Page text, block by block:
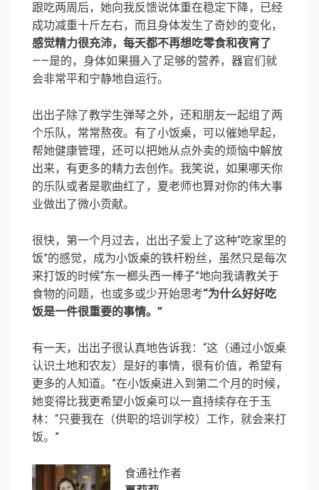
跟吃两周后，她向我反馈说体重在稳定下降，已经
成功减重十斤左右，而且身体发生了奇妙的变化，
感觉精力很充沛，每天都不再想吃零食和夜宵了
——是的，身体如果摄入了足够的营养，器官们就
会非常平和宁静地自运行。
出出子除了教学生弹琴之外，还和朋友一起组了两
个乐队，常常熬夜。有了小饭桌，可以催她早起，
帮她健康管理，还可以把她从点外卖的烦恼中解放
出来，有更多的精力去创作。我笑说，如果哪天你
的乐队或者是歌曲红了，夏老师也算对你的伟大事
业做出了微小贡献。
很快，第一个月过去，出出子爱上了这种“吃家里的
饭”的感觉，成为小饭桌的铁杆粉丝，虽然只是每次
来打饭的时候“东一榔头西一棒子”地向我请教关于
食物的问题，也或多或少开始思考“为什么好好吃
饭是一件很重要的事情。”
有一天，出出子很认真地告诉我：“这（通过小饭桌
认识土地和农友）是好的事情，很有价值，希望有
更多的人知道。”在小饭桌进入到第二个月的时候，
她变得比我更希望小饭桌可以一直持续存在于玉
林：“只要我在（供职的培训学校）工作，就会来打
饭。”
食通社作者